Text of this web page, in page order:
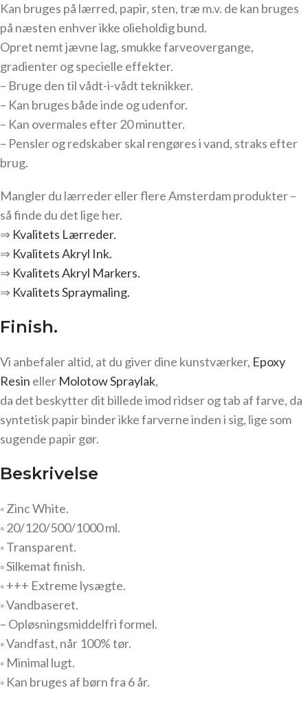
Kan bruges på lærred, papir, sten, træ m.v. de kan bruges
på næsten enhver ikke olieholdig bund.
Opret nemt jævne lag, smukke farveovergange,
gradienter og specielle effekter.
– Bruge den til vådt-i-vådt teknikker.
– Kan bruges både inde og udenfor.
– Kan overmales efter 20 minutter.
– Pensler og redskaber skal rengøres i vand, straks efter
brug.
Mangler du lærreder eller flere Amsterdam produkter –
så finde du det lige her.
⇒ Kvalitets Lærreder.
⇒ Kvalitets Akryl Ink.
⇒ Kvalitets Akryl Markers.
⇒ Kvalitets Spraymaling.
Finish.
Vi anbefaler altid, at du giver dine kunstværker, Epoxy
Resin eller Molotow Spraylak,
da det beskytter dit billede imod ridser og tab af farve, da
syntetisk papir binder ikke farverne inden i sig, lige som
sugende papir gør.
Beskrivelse
◦ Zinc White.
◦ 20/120/500/1000 ml.
◦ Transparent.
◦ Silkemat finish.
◦ +++ Extreme lysægte.
◦ Vandbaseret.
– Opløsningsmiddelfri formel.
◦ Vandfast, når 100% tør.
◦ Minimal lugt.
◦ Kan bruges af børn fra 6 år.